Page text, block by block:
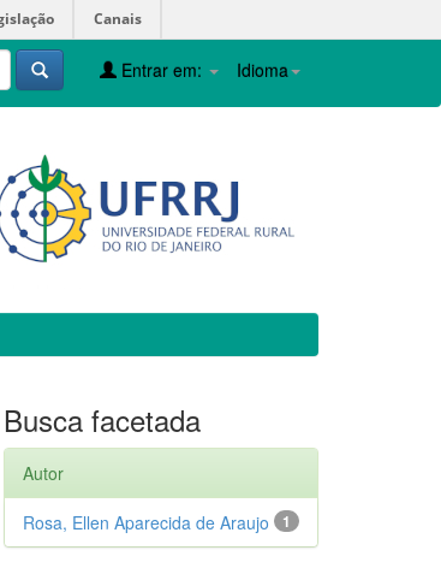
Canais
Idioma
Entrar em:
Busca facetada
Autor
1
Rosa, Ellen Aparecida de Araujo